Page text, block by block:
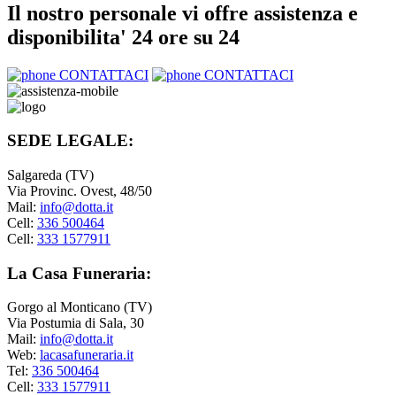
Il nostro personale vi offre assistenza e
disponibilita' 24 ore su 24
CONTATTACI CONTATTACI
SEDE LEGALE:
Salgareda (TV)
Via Provinc. Ovest, 48/50
Mail: info@dotta.it
Cell: 336 500464
Cell: 333 1577911
La Casa Funeraria:
Gorgo al Monticano (TV)
Via Postumia di Sala, 30
Mail: info@dotta.it
Web: lacasafuneraria.it
Tel: 336 500464
Cell: 333 1577911